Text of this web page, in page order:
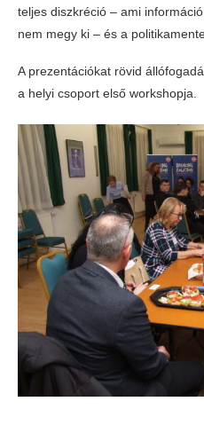
teljes diszkréció – ami
nem megy ki – és a
A prezentációkat rövid
a helyi csoport első workshopja.